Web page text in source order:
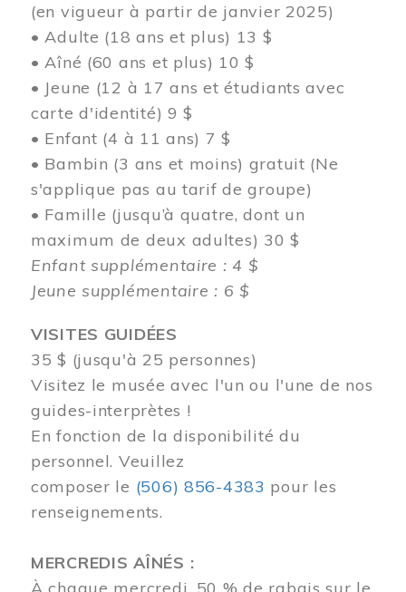
(en vigueur à partir de janvier 2025)
• Adulte (18 ans et plus) 13 $
• Aîné (60 ans et plus) 10 $
• Jeune (12 à 17 ans et étudiants avec
carte d'identité) 9 $
• Enfant (4 à 11 ans) 7 $
• Bambin (3 ans et moins) gratuit (Ne
s'applique pas au tarif de groupe)
• Famille (jusqu’à quatre, dont un
maximum de deux adultes) 30 $
Enfant supplémentaire : 4 $
Jeune supplémentaire : 6 $
VISITES GUIDÉES
35 $ (jusqu'à 25 personnes)
Visitez le musée avec l'un ou l'une de nos
guides-interprètes !
En fonction de la disponibilité du
personnel. Veuillez
composer le (506) 856-4383 pour les
renseignements.
MERCREDIS AÎNÉS :